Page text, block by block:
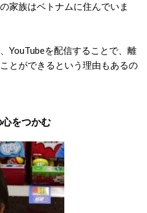
家族はベトナムに住んでいま
YouTubeを配信することで、離
とができるという理由もあるの
をつかむ